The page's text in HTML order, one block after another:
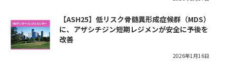
【ASH25】低リスク骨髄異形成症候群（MDS）
に、アザシチジン短期レジメンが安全に予後を
改善
2026年1月16日